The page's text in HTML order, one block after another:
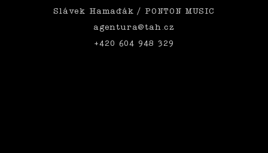
Slávek Hamaďák / PONTON MUSIC
agentura@tah.cz
+420 604 948 329